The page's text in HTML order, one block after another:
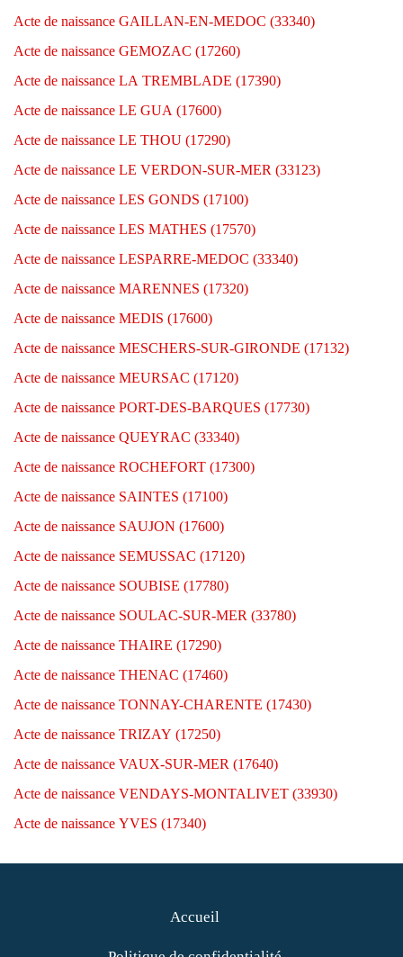
Acte de naissance GAILLAN-EN-MEDOC (33340)
Acte de naissance GEMOZAC (17260)
Acte de naissance LA TREMBLADE (17390)
Acte de naissance LE GUA (17600)
Acte de naissance LE THOU (17290)
Acte de naissance LE VERDON-SUR-MER (33123)
Acte de naissance LES GONDS (17100)
Acte de naissance LES MATHES (17570)
Acte de naissance LESPARRE-MEDOC (33340)
Acte de naissance MARENNES (17320)
Acte de naissance MEDIS (17600)
Acte de naissance MESCHERS-SUR-GIRONDE (17132)
Acte de naissance MEURSAC (17120)
Acte de naissance PORT-DES-BARQUES (17730)
Acte de naissance QUEYRAC (33340)
Acte de naissance ROCHEFORT (17300)
Acte de naissance SAINTES (17100)
Acte de naissance SAUJON (17600)
Acte de naissance SEMUSSAC (17120)
Acte de naissance SOUBISE (17780)
Acte de naissance SOULAC-SUR-MER (33780)
Acte de naissance THAIRE (17290)
Acte de naissance THENAC (17460)
Acte de naissance TONNAY-CHARENTE (17430)
Acte de naissance TRIZAY (17250)
Acte de naissance VAUX-SUR-MER (17640)
Acte de naissance VENDAYS-MONTALIVET (33930)
Acte de naissance YVES (17340)
Accueil